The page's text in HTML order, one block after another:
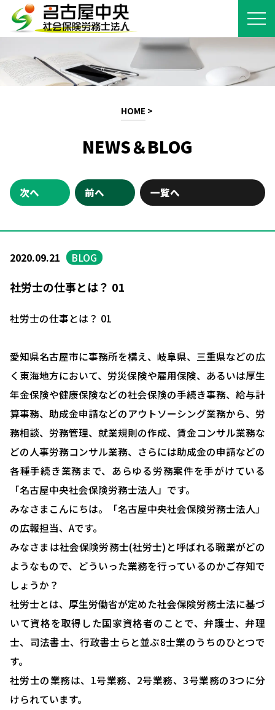
HOME >
NEWS＆BLOG
次へ 前へ 一覧へ
2020.09.21 BLOG
社労士の仕事とは？ 01
社労士の仕事とは？ 01
愛知県名古屋市に事務所を構え、岐阜県、三重県などの広
く東海地方において、労災保険や雇用保険、あるいは厚生
年金保険や健康保険などの社会保険の手続き事務、給与計
算事務、助成金申請などのアウトソーシング業務から、労
務相談、労務管理、就業規則の作成、賃金コンサル業務な
どの人事労務コンサル業務、さらには助成金の申請などの
各種手続き業務まで、あらゆる労務案件を手がけている
「名古屋中央社会保険労務士法人」です。
みなさまこんにちは。「名古屋中央社会保険労務士法人」
の広報担当、Aです。
みなさまは社会保険労務士(社労士)と呼ばれる職業がどの
ようなもので、どういった業務を行っているのかご存知で
しょうか？
社労士とは、厚生労働省が定めた社会保険労務士法に基づ
いて資格を取得した国家資格者のことで、弁護士、弁理
士、司法書士、行政書士らと並ぶ8士業のうちのひとつで
す。
社労士の業務は、1号業務、2号業務、3号業務の3つに分
けられています。